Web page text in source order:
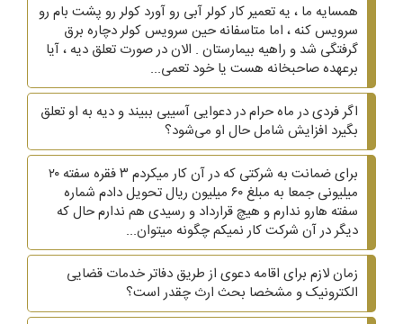
همسایه ما ، یه تعمیر کار کولر آبی رو آورد کولر رو پشت بام رو
سرویس کنه ، اما متاسفانه حین سرویس کولر دچاره برق
گرفتگی شد و راهیه بیمارستان . الان در صورت تعلق دیه ، آیا
برعهده صاحبخانه هست یا خود تعمی...
اگر فردی در ماه حرام در دعوایی آسیبی ببیند و دیه به او تعلق
بگیرد افزایش شامل حال او می‌شود؟
برای ضمانت به شرکتی که در آن کار میکردم ۳ فقره سفته ۲۰
میلیونی جمعا به مبلغ ۶۰ میلیون ریال تحویل دادم شماره
سفته هارو ندارم و هیچ قرارداد و رسیدی هم ندارم حال که
دیگر در آن شرکت کار نمیکم چگونه میتوان...
زمان لازم برای اقامه دعوی از طریق دفاتر خدمات قضایی
الکترونیک و مشخصا بحث ارث چقدر است؟